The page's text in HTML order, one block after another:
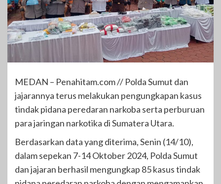
MEDAN – Penahitam.com // Polda Sumut dan
jajarannya terus melakukan pengungkapan kasus
tindak pidana peredaran narkoba serta perburuan
para jaringan narkotika di Sumatera Utara.
Berdasarkan data yang diterima, Senin (14/10),
dalam sepekan 7-14 Oktober 2024, Polda Sumut
dan jajaran berhasil mengungkap 85 kasus tindak